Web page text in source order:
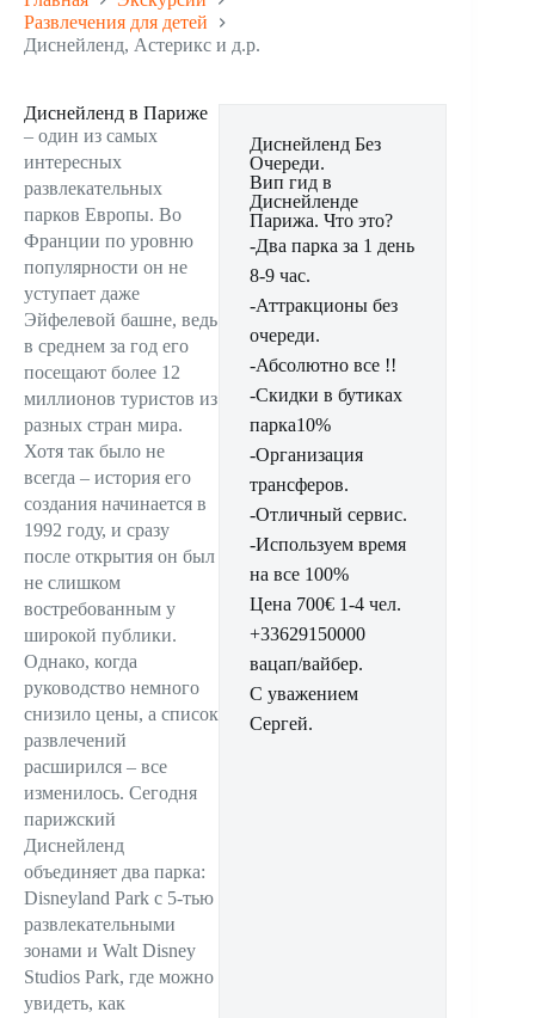
Развлечения для детей
Диснейленд, Астерикс и д.р.
Диснейленд в Париже
– один из самых
интересных
развлекательных
парков Европы. Во
Франции по уровню
популярности он не
уступает даже
Эйфелевой башне, ведь
в среднем за год его
посещают более 12
миллионов туристов из
разных стран мира.
Хотя так было не
всегда – история его
создания начинается в
1992 году, и сразу
после открытия он был
не слишком
востребованным у
широкой публики.
Однако, когда
руководство немного
снизило цены, а список
развлечений
расширился – все
изменилось. Сегодня
парижский
Диснейленд
объединяет два парка:
Disneyland Park с 5-тью
развлекательными
зонами и Walt Disney
Studios Park, где можно
увидеть, как
Диснейленд Без
Очереди.
Вип гид в
Диснейленде
Парижа. Что это?
-Два парка за 1 день
8-9 час.
-Аттракционы без
очереди.
-Абсолютно все !!
-Скидки в бутиках
парка10%
-Организация
трансферов.
-Отличный сервис.
-Используем время
на все 100%
Цена 700€ 1-4 чел.
+33629150000
вацап/вайбер.
С уважением
Сергей.